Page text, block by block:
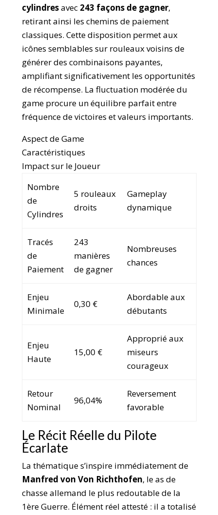
cylindresavec 243 façons de gagner,
retirant ainsi les chemins de paiement
classiques. Cette disposition permet aux
icônes semblables sur rouleaux voisins de
générer des combinaisons payantes,
amplifiant significativement les opportunités
de récompense. La fluctuation modérée du
game procure un équilibre parfait entre
fréquence de victoires et valeurs importants.
Aspect de Game
Caractéristiques
Impact sur le Joueur
Nombre
de
Cylindres
5 rouleaux
droits
Gameplay
dynamique
Tracés
de
Paiement
243
manières
de gagner
Nombreuses
chances
Enjeu
Minimale
0,30 €
Abordable aux
débutants
Enjeu
Haute
15,00 €
Approprié aux
miseurs
courageux
Retour
Nominal
96,04%
Reversement
favorable
Le Récit Réelle du Pilote
Écarlate
La thématique s’inspire immédiatement de
Manfred von Von Richthofen, le as de
chasse allemand le plus redoutable de la
1ère Guerre. Élément réel attesté : il a totalisé